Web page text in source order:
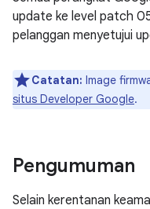
update ke level patch
pelanggan menyetujui
Catatan: Image
situs Developer Google.
Pengumuman
Selain kerentanan